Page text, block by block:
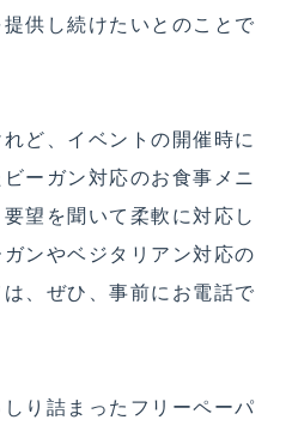
供し続けたいとのことで
ど、イベントの開催時に
ーガン対応のお食事メニ
望を聞いて柔軟に対応し
ンやベジタリアン対応の
、ぜひ、事前にお電話で
り詰まったフリーペーパ